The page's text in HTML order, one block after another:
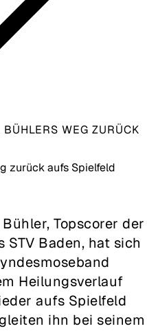
WEG ZURÜCK
zurück aufs Spielfeld
Topscorer der
Baden, hat sich
Heilungsverlauf
aufs Spielfeld
ihn bei seinem